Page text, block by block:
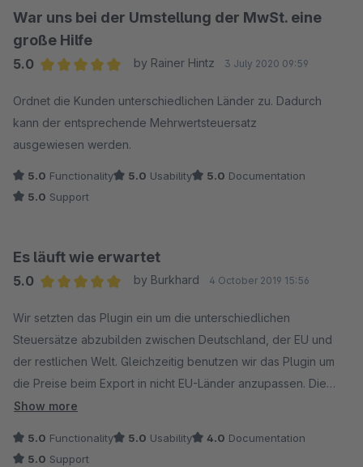
Dr. Daniel Krawietz
War uns bei der Umstellung der MwSt. eine
große Hilfe
5.0
by Rainer Hintz 3 July 2020 09:59
Ordnet die Kunden unterschiedlichen Länder zu. Dadurch
kann der entsprechende Mehrwertsteuersatz
ausgewiesen werden.
5.0 Functionality 5.0 Usability 5.0 Documentation
5.0 Support
Es läuft wie erwartet
5.0
by Burkhard 4 October 2019 15:56
Wir setzten das Plugin ein um die unterschiedlichen
Steuersätze abzubilden zwischen Deutschland, der EU und
der restlichen Welt. Gleichzeitig benutzen wir das Plugin um
die Preise beim Export in nicht EU-Länder anzupassen. Die
Sortierung der Kunden an Hand des Lieferlandes in
Show more
5.0 Functionality 5.0 Usability 4.0 Documentation
5.0 Support